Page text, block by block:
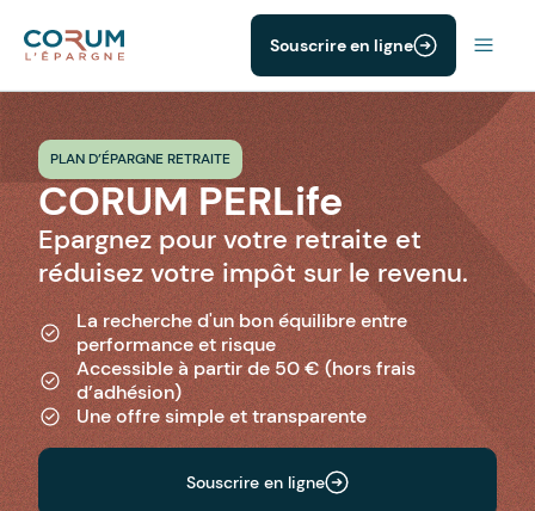
Souscrire en ligne
PLAN D’ÉPARGNE RETRAITE
CORUM PERLife
Epargnez pour votre retraite et
réduisez votre impôt sur le revenu.
La recherche d'un bon équilibre entre
performance et risque
Accessible à partir de 50 € (hors frais
d’adhésion)
Une offre simple et transparente
Souscrire en ligne